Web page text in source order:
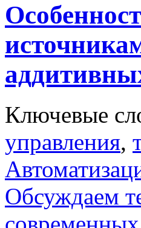
Ключевые
управления,
Обсуждаем